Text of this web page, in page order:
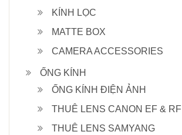
KÍNH LỌC
MATTE BOX
CAMERA ACCESSORIES
ỐNG KÍNH
ỐNG KÍNH ĐIỆN ẢNH
THUÊ LENS CANON EF & RF
THUÊ LENS SAMYANG